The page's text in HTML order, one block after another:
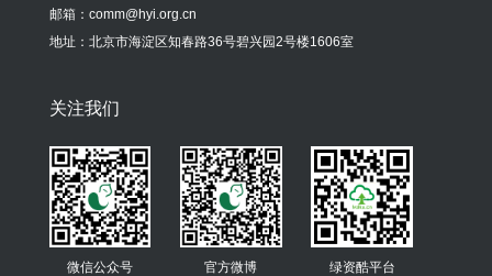
邮箱：comm@hyi.org.cn
地址：北京市海淀区知春路36号碧兴园2号楼1606室
关注我们
微信公众号 官方微博 绿资酷平台